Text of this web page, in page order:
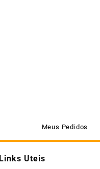
Meus Pedidos
Links Uteis